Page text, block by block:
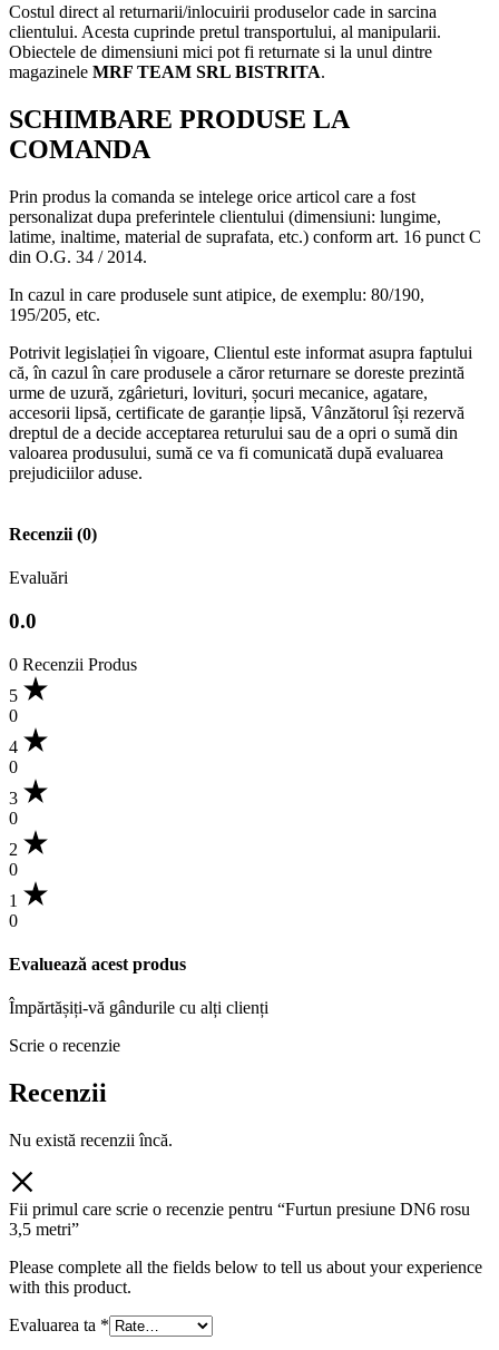
Costul direct al returnarii/inlocuirii produselor cade in sarcina
clientului. Acesta cuprinde pretul transportului, al manipularii.
Obiectele de dimensiuni mici pot fi returnate si la unul dintre
magazinele MRF TEAM SRL BISTRITA.
SCHIMBARE PRODUSE LA
COMANDA
Prin produs la comanda se intelege orice articol care a fost
personalizat dupa preferintele clientului (dimensiuni: lungime,
latime, inaltime, material de suprafata, etc.) conform art. 16 punct C
din O.G. 34 / 2014.
In cazul in care produsele sunt atipice, de exemplu: 80/190,
195/205, etc.
Potrivit legislației în vigoare, Clientul este informat asupra faptului
că, în cazul în care produsele a căror returnare se doreste prezintă
urme de uzură, zgârieturi, lovituri, șocuri mecanice, agatare,
accesorii lipsă, certificate de garanție lipsă, Vânzătorul își rezervă
dreptul de a decide acceptarea returului sau de a opri o sumă din
valoarea produsului, sumă ce va fi comunicată după evaluarea
prejudiciilor aduse.
Recenzii (0)
Evaluări
0.0
0 Recenzii Produs
5
0
4
0
3
0
2
0
1
0
Evaluează acest produs
Împărtășiți-vă gândurile cu alți clienți
Scrie o recenzie
Recenzii
Nu există recenzii încă.
Fii primul care scrie o recenzie pentru “Furtun presiune DN6 rosu
3,5 metri”
Please complete all the fields below to tell us about your experience
with this product.
Evaluarea ta *